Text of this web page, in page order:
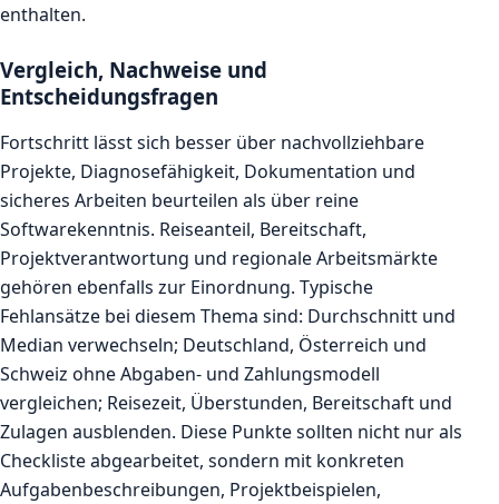
enthalten.
Vergleich, Nachweise und
Entscheidungsfragen
Fortschritt lässt sich besser über nachvollziehbare
Projekte, Diagnosefähigkeit, Dokumentation und
sicheres Arbeiten beurteilen als über reine
Softwarekenntnis. Reiseanteil, Bereitschaft,
Projektverantwortung und regionale Arbeitsmärkte
gehören ebenfalls zur Einordnung. Typische
Fehlansätze bei diesem Thema sind: Durchschnitt und
Median verwechseln; Deutschland, Österreich und
Schweiz ohne Abgaben- und Zahlungsmodell
vergleichen; Reisezeit, Überstunden, Bereitschaft und
Zulagen ausblenden. Diese Punkte sollten nicht nur als
Checkliste abgearbeitet, sondern mit konkreten
Aufgabenbeschreibungen, Projektbeispielen,